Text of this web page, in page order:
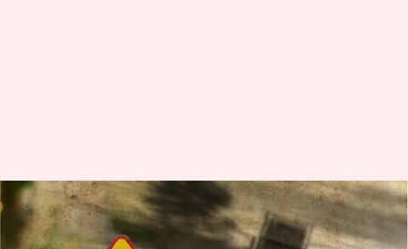
జమ్మూ-శ్రీనగర్ హైవేపై లోయలోకి
దూసుకెళ్లిన బస్సు; 10మంది మృతి